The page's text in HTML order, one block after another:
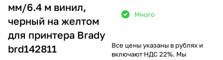
мм/6.4 м винил,
черный на желтом
для принтера Brady
brd142811
Много
Все цены указаны в рублях и
включают НДС 22%. Мы